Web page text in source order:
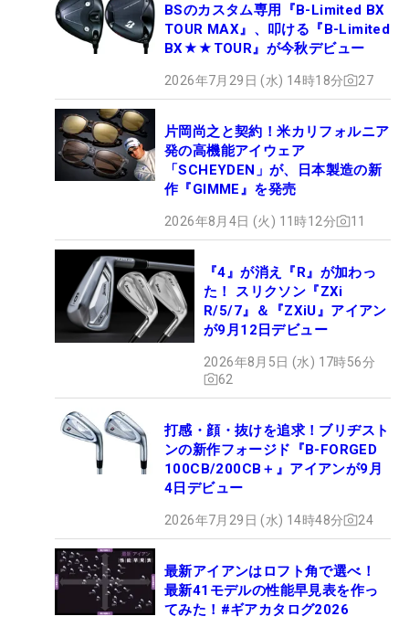
BSのカスタム専用『B-Limited BX
TOUR MAX』、叩ける『B-Limited
BX★★TOUR』が今秋デビュー
2026年7月29日 (水) 14時18分 27
片岡尚之と契約！米カリフォルニア
発の高機能アイウェア
「SCHEYDEN」が、日本製造の新
作『GIMME』を発売
2026年8月4日 (火) 11時12分 11
『4』が消え『R』が加わっ
た！ スリクソン『ZXi
R/5/7』＆『ZXiU』アイアン
が9月12日デビュー
2026年8月5日 (水) 17時56分
62
打感・顔・抜けを追求！ブリヂスト
ンの新作フォージド『B-FORGED
100CB/200CB＋』アイアンが9月
4日デビュー
2026年7月29日 (水) 14時48分 24
最新アイアンはロフト角で選べ！
最新41モデルの性能早見表を作っ
てみた！#ギアカタログ2026